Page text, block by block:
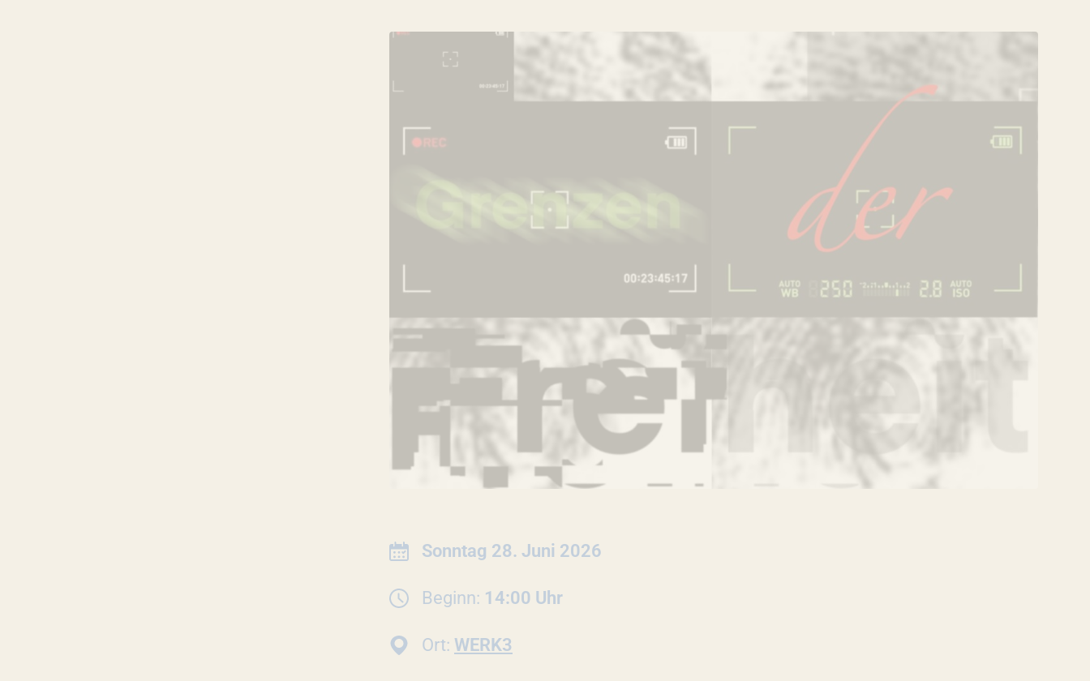
Datum:
Sonntag 28. Juni 2026
Beginn: 14:00 Uhr
Ort: WERK3